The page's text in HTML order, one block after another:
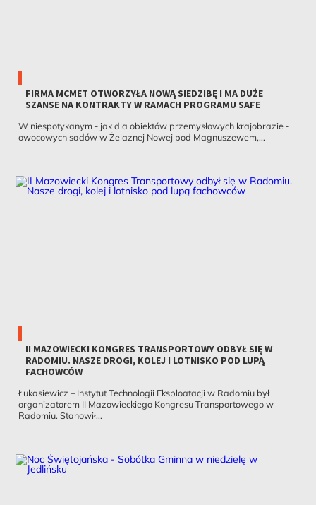
FIRMA MCMET OTWORZYŁA NOWĄ SIEDZIBĘ I MA DUŻE
SZANSE NA KONTRAKTY W RAMACH PROGRAMU SAFE
W niespotykanym - jak dla obiektów przemysłowych krajobrazie -
owocowych sadów w Żelaznej Nowej pod Magnuszewem,...
II MAZOWIECKI KONGRES TRANSPORTOWY ODBYŁ SIĘ W
RADOMIU. NASZE DROGI, KOLEJ I LOTNISKO POD LUPĄ
FACHOWCÓW
Łukasiewicz – Instytut Technologii Eksploatacji w Radomiu był
organizatorem II Mazowieckiego Kongresu Transportowego w
Radomiu. Stanowił...